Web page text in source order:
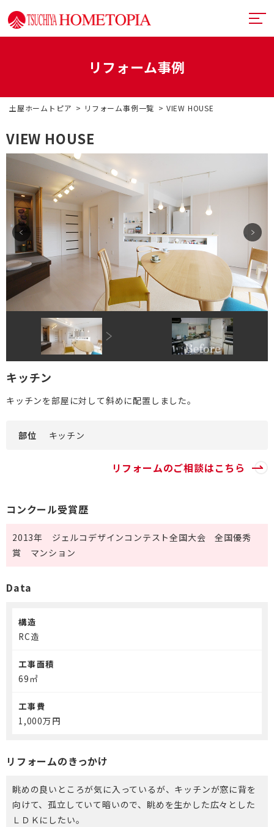
技術力
満足度向上
リフォームの流れ
戸建てリフォーム
マンションリフォーム
札幌フルリノベーション
中古リノベーション
DI窓
古民家／町家
太陽光発電システム
エクステリアリフォーム
非住宅リノベーション
二世帯住宅リフォーム
お身体の不自由な方のリフォーム
バリアフリー施工事例
オフィスリフォーム
空き家・空き室の活用
超断熱・超換気
お近くのショールーム
イベント情報
リフォーム事例
プランナー一覧
ご相談・資料請求はこちら
0120-093-033
お見積り・お問合わせ
資料請求
会社情報
リフォーム事例
土屋ホームトピア リフォーム事例一覧 VIEW HOUSE
VIEW HOUSE
キッチン
キッチンを部屋に対して斜めに配置しました。
部位 キッチン
リフォームのご相談はこちら
コンクール受賞歴
2013年 ジェルコデザインコンテスト全国大会 全国優秀
賞 マンション
Data
構造
RC造
工事面積
69㎡
工事費
1,000万円
リフォームのきっかけ
眺めの良いところが気に入っているが、キッチンが窓に背を
向けて、孤立していて暗いので、眺めを生かした広々とした
ＬＤＫにしたい。